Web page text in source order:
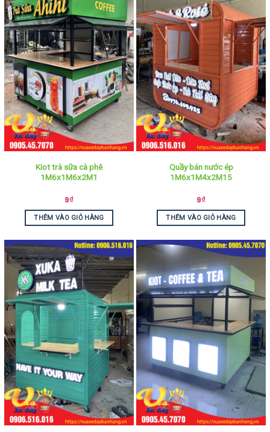
Kiot trà sữa cà phê
1M6x1M6x2M1
9₫
THÊM VÀO GIỎ HÀNG
Quầy bán nước ép
1M6x1M4x2M15
9₫
THÊM VÀO GIỎ HÀNG